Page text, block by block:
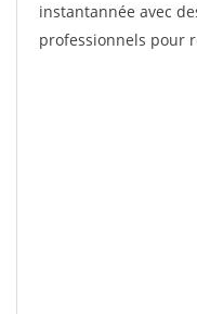
instantannée avec
professionnels pour